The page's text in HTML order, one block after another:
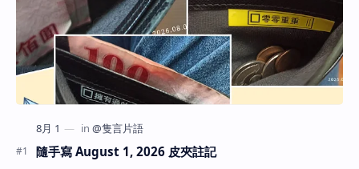
隨手寫 August 1, 2026 皮夾註記